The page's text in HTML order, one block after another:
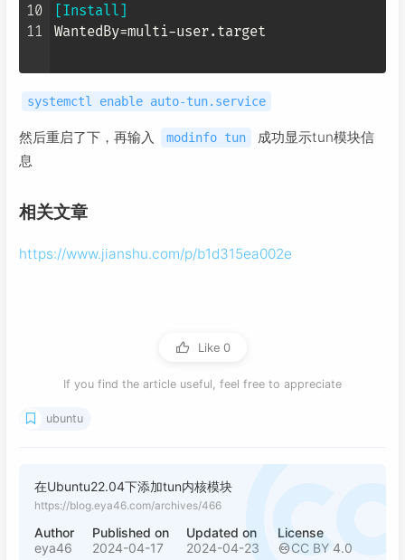
10
11
[Install]
WantedBy
systemctl enable auto-tun.service
然后重启了下，再输入 modinfo tun
成功显示tun模块信
息
相关文章
https://www.jianshu.com/p/b1d315ea002e
Like 0
If you find the article useful, feel free to appreciate
ubuntu
在Ubuntu22.04下添加tun内核模块
https://blog.eya46.com/archives/466
Author
eya46
Published on
2024-04-17
Updated on
2024-04-23
License
CC BY 4.0